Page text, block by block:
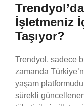
İşletmeniz
Taşıyor?
Trendyol, sadece
zamanda
yaşam
sürekli